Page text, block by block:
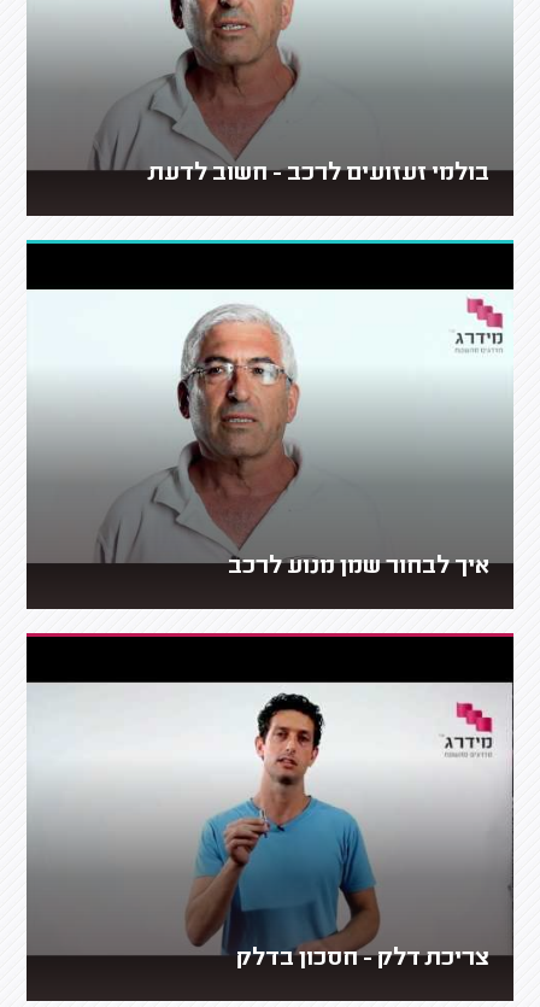
בולמי זעזועים לרכב - חשוב לדעת
איך לבחור שמן מנוע לרכב
צריכת דלק - חסכון בדלק